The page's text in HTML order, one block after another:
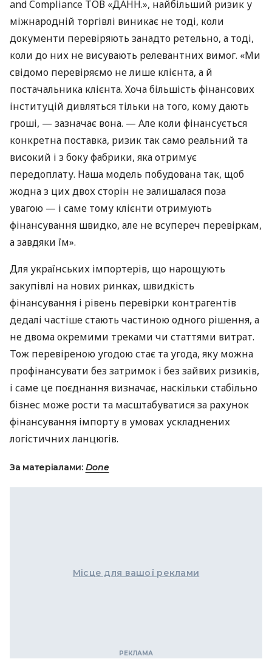
and Compliance ТОВ «ДАНН.», найбільший ризик у
міжнародній торгівлі виникає не тоді, коли
документи перевіряють занадто ретельно, а тоді,
коли до них не висувають релевантних вимог. «Ми
свідомо перевіряємо не лише клієнта, а й
постачальника клієнта. Хоча більшість фінансових
інституцій дивляться тільки на того, кому дають
гроші, — зазначає вона. — Але коли фінансується
конкретна поставка, ризик так само реальний та
високий і з боку фабрики, яка отримує
передоплату. Наша модель побудована так, щоб
жодна з цих двох сторін не залишалася поза
увагою — і саме тому клієнти отримують
фінансування швидко, але не всупереч перевіркам,
а завдяки їм».
Для українських імпортерів, що нарощують
закупівлі на нових ринках, швидкість
фінансування і рівень перевірки контрагентів
дедалі частіше стають частиною одного рішення, а
не двома окремими треками чи статтями витрат.
Тож перевіреною угодою стає та угода, яку можна
профінансувати без затримок і без зайвих ризиків,
і саме це поєднання визначає, наскільки стабільно
бізнес може рости та масштабуватися за рахунок
фінансування імпорту в умовах ускладнених
логістичних ланцюгів.
За матеріалами: Done
Місце для вашої реклами